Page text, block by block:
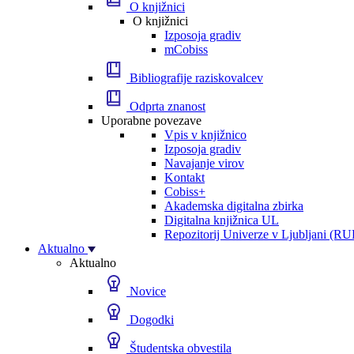
O knjižnici
O knjižnici
Izposoja gradiv
mCobiss
Bibliografije raziskovalcev
Odprta znanost
Uporabne povezave
Vpis v knjižnico
Izposoja gradiv
Navajanje virov
Kontakt
Cobiss+
Akademska digitalna zbirka
Digitalna knjižnica UL
Repozitorij Univerze v Ljubljani
Aktualno
Aktualno
Novice
Dogodki
Študentska obvestila